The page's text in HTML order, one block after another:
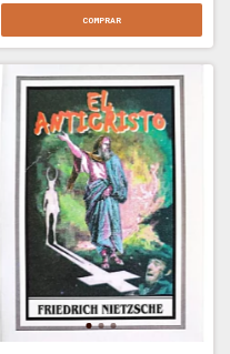
COMPRAR